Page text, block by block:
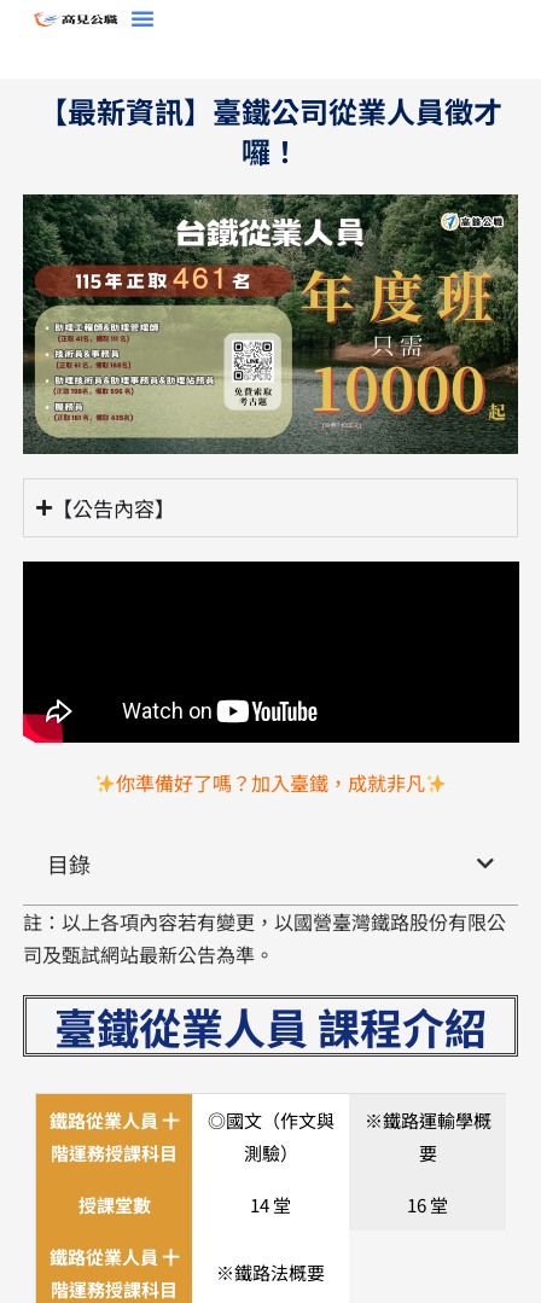
【最新資訊】臺鐵公司從業人員徵才
囉！
【公告內容】
你準備好了嗎？加入臺鐵，成就非凡
目錄
註：以上各項內容若有變更，以國營臺灣鐵路股份有限公
司及甄試網站最新公告為準。
臺鐵從業人員 課程介紹
鐵路從業人員 十
階運務授課科目
◎國文（作文與
測驗）
※鐵路運輸學概
要
授課堂數 14 堂 16 堂
鐵路從業人員 十
階運務授課科目
※鐵路法概要​